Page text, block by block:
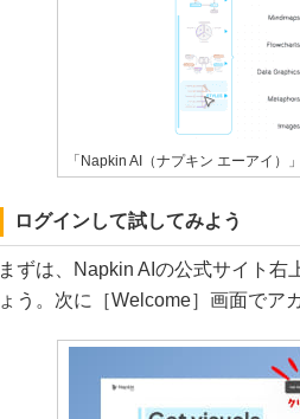
「Napkin AI（ナプキン エーアイ）」
ログインして試してみよう
まずは、Napkin AIの公式サイト右
ょう。次に［Welcome］画面でア